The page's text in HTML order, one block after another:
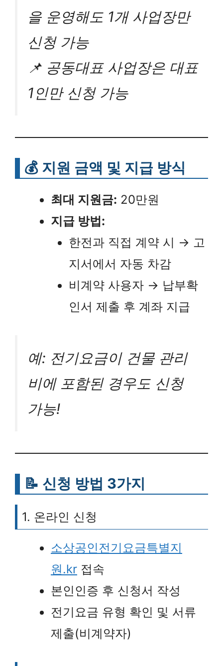
을 운영해도 1개 사업장만
신청 가능
📌 공동대표 사업장은 대표
1인만 신청 가능
💰 지원 금액 및 지급 방식
최대 지원금: 20만원
지급 방법:
한전과 직접 계약 시 → 고
지서에서 자동 차감
비계약 사용자 → 납부확
인서 제출 후 계좌 지급
예: 전기요금이 건물 관리
비에 포함된 경우도 신청
가능!
📝 신청 방법 3가지
1. 온라인 신청
소상공인전기요금특별지
원.kr 접속
본인인증 후 신청서 작성
전기요금 유형 확인 및 서류
제출(비계약자)